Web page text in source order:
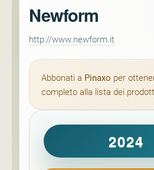
Newform
http://www.newform.it
Abbonati a Pinaxo per
completo alla lista dei
2024